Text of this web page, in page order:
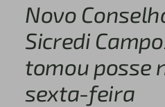
Novo
Sicredi
tomou posse
sexta-feira